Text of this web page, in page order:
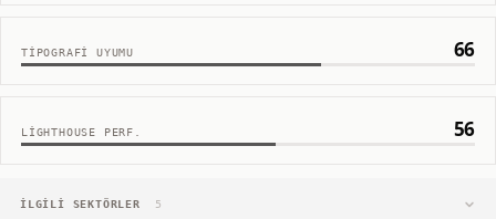
TIPOGRAFI UYUMU 66
LIGHTHOUSE PERF. 56
İLGILI SEKTÖRLER 5